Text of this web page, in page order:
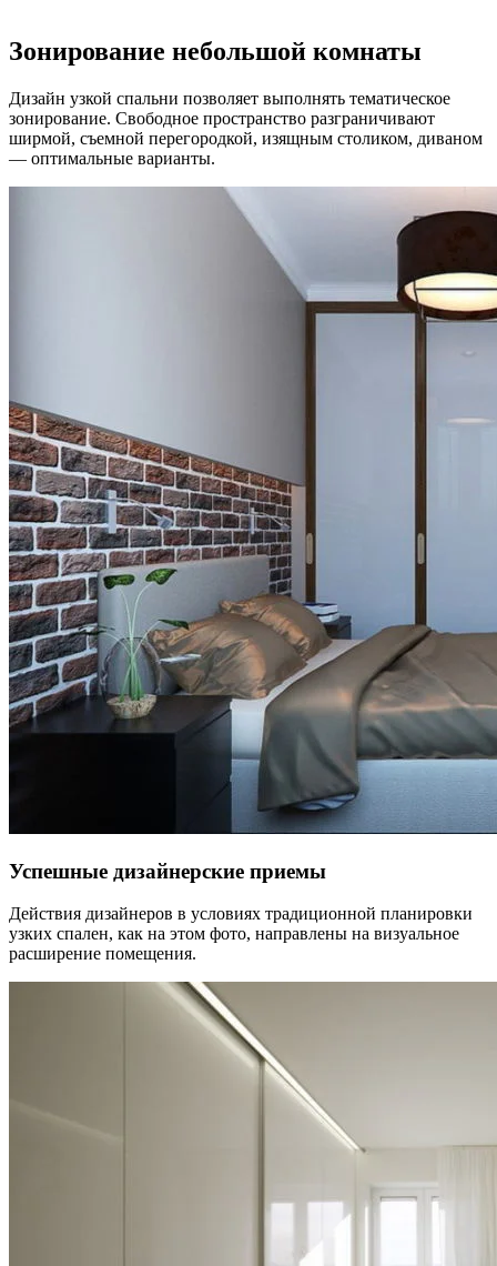
Зонирование небольшой комнаты
Дизайн узкой спальни позволяет выполнять тематическое
зонирование. Свободное пространство разграничивают
ширмой, съемной перегородкой, изящным столиком, диваном
— оптимальные варианты.
Успешные дизайнерские приемы
Действия дизайнеров в условиях традиционной планировки
узких спален, как на этом фото, направлены на визуальное
расширение помещения.